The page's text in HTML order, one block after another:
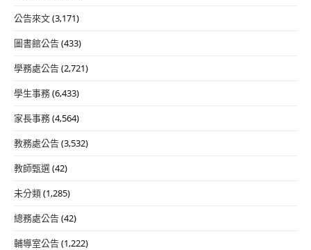
公告來文(3,171)
圖書館公告(433)
學務處公告(2,721)
學生事務(6,433)
家長事務(4,564)
教務處公告(3,532)
教師甄選(42)
未分類(1,285)
總務處公告(42)
輔導室公告(1,222)